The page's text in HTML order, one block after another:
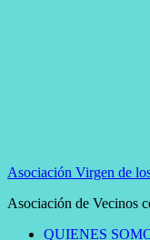
Asociación Virgen de
Asociación de Vecinos
QUIENES